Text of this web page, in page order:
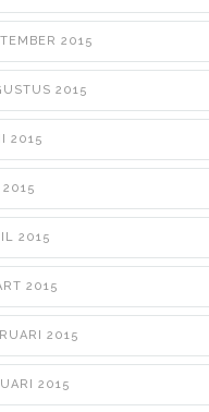
2015
2015
2015
2015
2015
2015
2015
2015